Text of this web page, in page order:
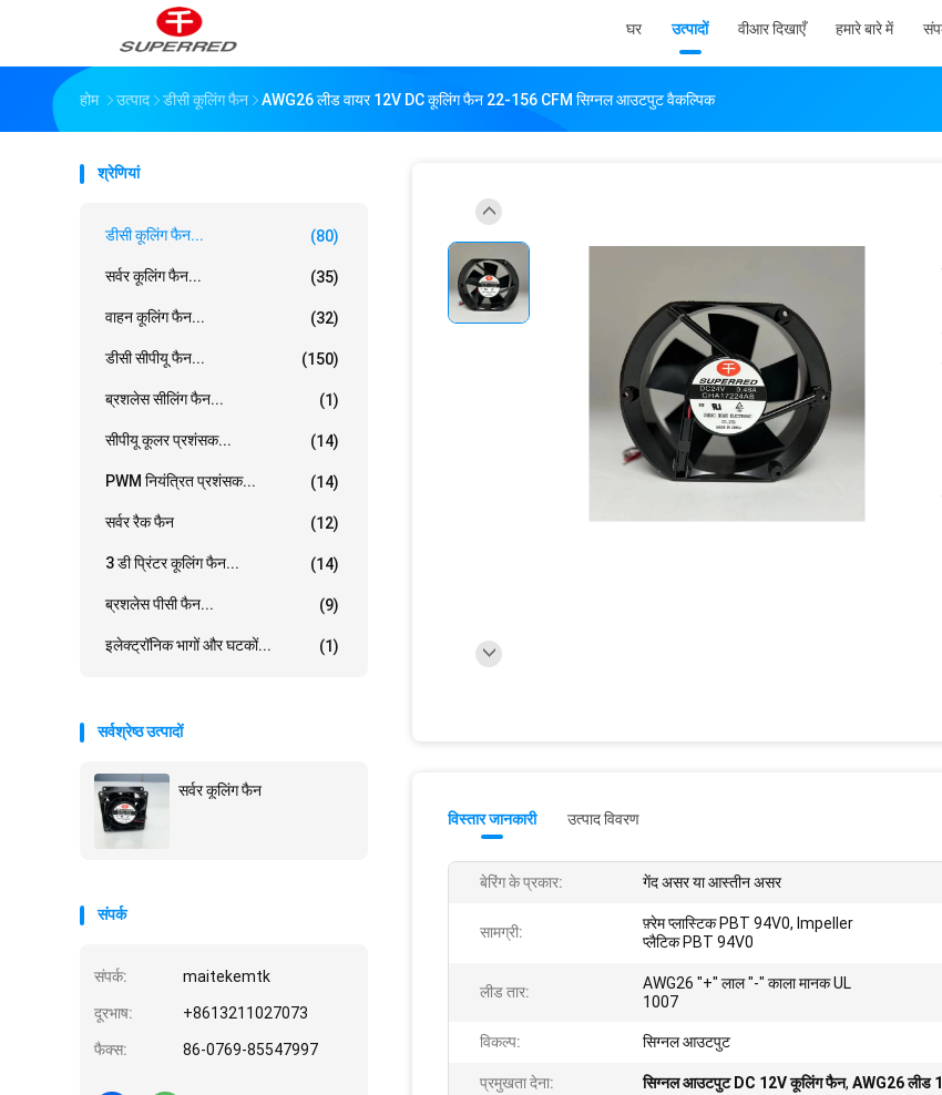
घर उत्पादों वीआर दिखाएँ हमारे बारे में
होम उत्पाद डीसी कूलिंग फैन AWG26 लीड वायर 12V DC कूलिंग फैन 22-156 CFM सिग्नल आउटपुट वैकल्पिक
श्रेणियां
डीसी कूलिंग फैन... (80)
सर्वर कूलिंग फैन... (35)
वाहन कूलिंग फैन... (32)
डीसी सीपीयू फैन... (150)
ब्रशलेस सीलिंग फैन... (1)
सीपीयू कूलर प्रशंसक... (14)
PWM नियंत्रित प्रशंसक... (14)
सर्वर रैक फैन (12)
3 डी प्रिंटर कूलिंग फैन... (14)
ब्रशलेस पीसी फैन... (9)
इलेक्ट्रॉनिक भागों और घटकों... (1)
सर्वश्रेष्ठ उत्पादों
सर्वर कूलिंग फैन
संपर्क
संपर्क: maitekemtk
दूरभाष: +8613211027073
फैक्स: 86-0769-85547997
विस्तार जानकारी उत्पाद विवरण
बेरिंग के प्रकार: गेंद असर या आस्तीन असर
सामग्री:
फ़्रेम प्लास्टिक PBT 94V0, lmpeller
प्लैटिक PBT 94V0
लीड तार:
AWG26 "+" लाल "-" काला मानक UL
1007
विकल्प: सिग्नल आउटपुट
प्रमुखता देना: सिग्नल आउटपुट DC 12V कूलिंग फैन, AWG26 लीड